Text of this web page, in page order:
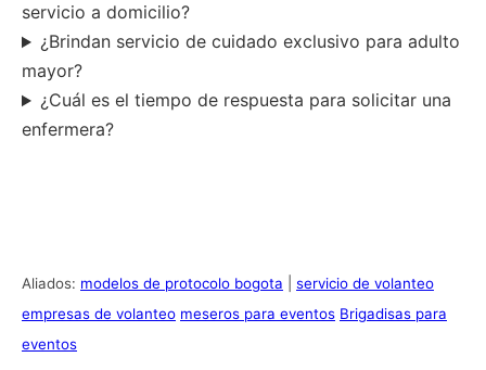
servicio a domicilio?
¿Brindan servicio de cuidado exclusivo para adulto
mayor?
¿Cuál es el tiempo de respuesta para solicitar una
enfermera?
Aliados: modelos de protocolo bogota
servicio de volanteo
empresas de volanteo meseros para eventos Brigadisas para
eventos